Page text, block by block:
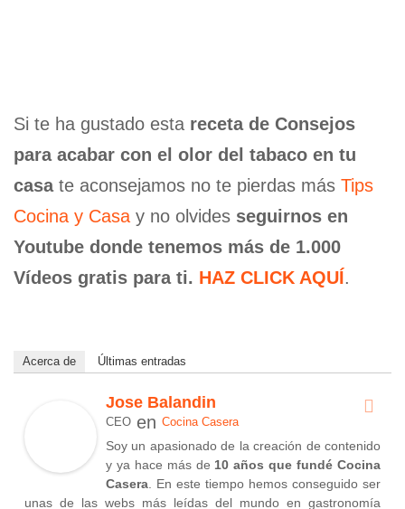
Si te ha gustado esta receta de Consejos
para acabar con el olor del tabaco en tu
casate aconsejamos no te pierdas más Tips
Cocina y Casa y no olvides seguirnos en
Youtube donde tenemos más de 1.000
Vídeos gratis para ti. HAZ CLICK AQUÍ.
Acerca de Últimas entradas
Jose Balandin
CEO en Cocina Casera
Soy un apasionado de la creación de contenido
y ya hace más de 10 años que fundé Cocina
Casera . En este tiempo hemos conseguido ser
unas de las webs más leídas del mundo en gastronomía